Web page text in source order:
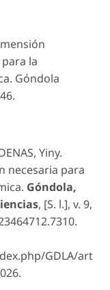
la
Góndola
Yiny.
necesaria para
Góndola,
, [S. l.], v. 9,
GDLA/art